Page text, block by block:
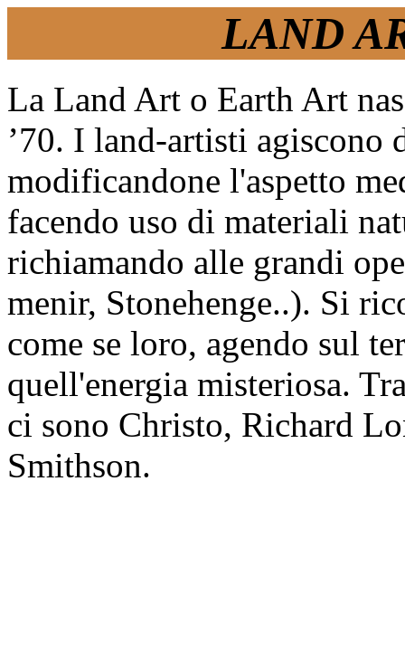
LAND
La Land Art o Earth Art
’70. I land-artisti agiscono
modificandone l'aspetto
facendo uso di materiali
richiamando alle grandi
menir, Stonehenge..). Si
come se loro, agendo sul
quell'energia misteriosa.
ci sono Christo, Richard
Smithson.